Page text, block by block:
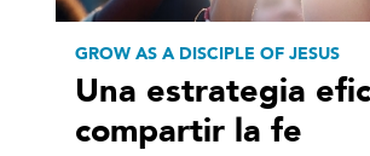
GROW AS A DISCIPLE OF JESUS
Una estrategia
compartir la fe